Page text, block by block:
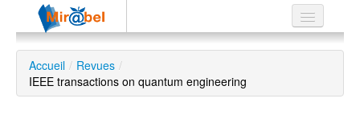
Le réseau
Soutien
Accueil / Revues /
IEEE transactions on quantum engineering